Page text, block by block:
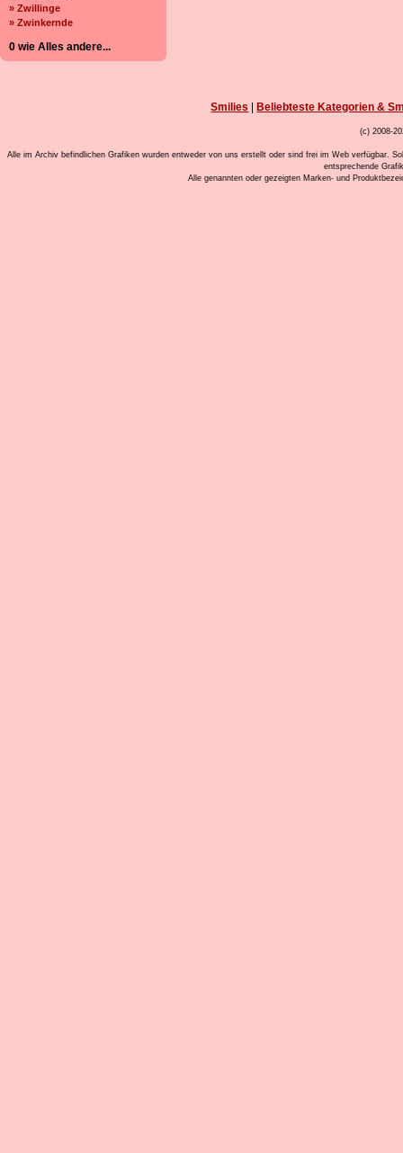
» Zwillinge
» Zwinkernde
0 wie Alles andere...
Smilies Beliebteste Kategorien &
(c) 2008-
Alle im Archiv befindlichen Grafiken wurden entweder von uns erstellt oder sind frei im Web verfügbar.
entsprechende
Alle genannten oder gezeigten Marken- und